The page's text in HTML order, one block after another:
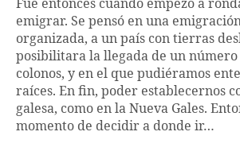
Fue entonces cuando empezó a
emigrar. Se pensó en una
organizada, a un país con tierras
posibilitara la llegada de un
colonos, y en el que pudiéramos
raíces. En fin, poder establecernos
galesa, como en la Nueva Gales.
momento de decidir a donde ir…